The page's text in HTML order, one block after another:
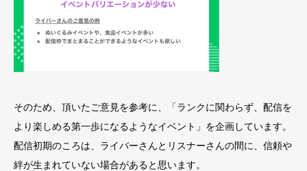
そのため、頂いたご意見を参考に、「ランクに関わらず、配信を
より楽しめる第一歩になるようなイベント」を企画しています。
配信初期のころは、ライバーさんとリスナーさんの間に、信頼や
絆が生まれていない場合があると思います。